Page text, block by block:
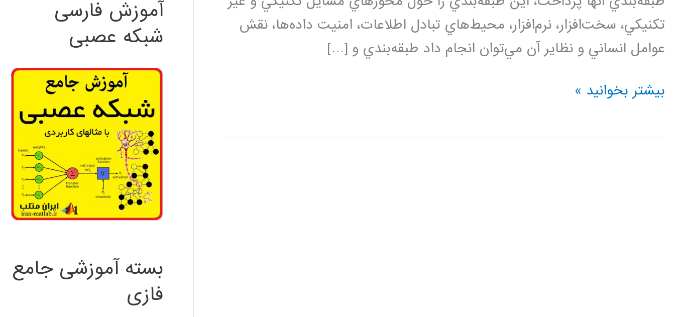
تكنيكي، سخت‌افزار، نرم‌افزار، محيط‌هاي تبادل اطلاعات، امنيت داده‌ها، نقش
عوامل انساني و نظاير آن مي‌توان انجام داد طبقه‌بندي و […]
امنيت
شبكه
بیشتر بخوانید »
آموزش فارسی
شبکه عصبی
بسته آموزشی جامع
فازی